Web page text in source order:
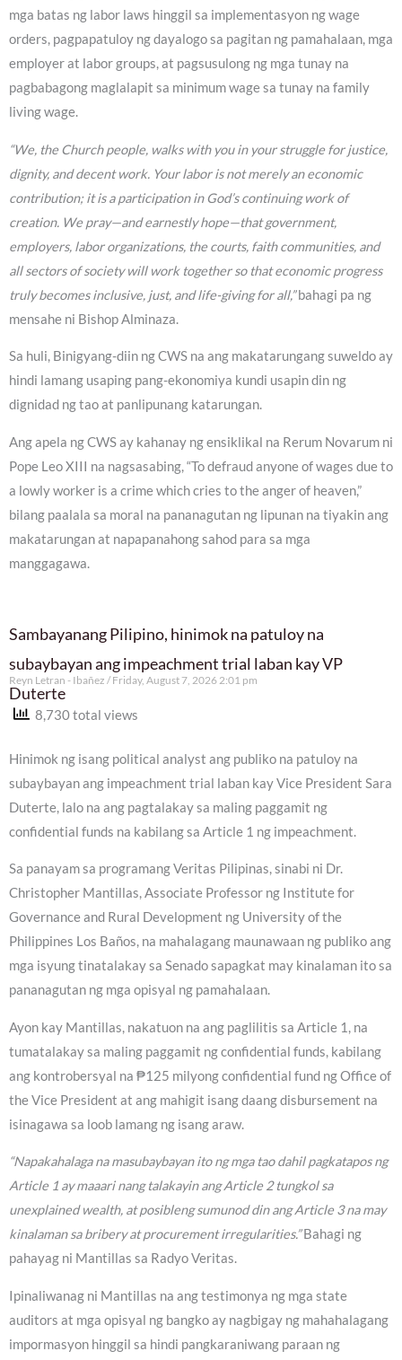
mga batas ng labor laws hinggil sa implementasyon ng wage
orders, pagpapatuloy ng dayalogo sa pagitan ng pamahalaan, mga
employer at labor groups, at pagsusulong ng mga tunay na
pagbabagong maglalapit sa minimum wage sa tunay na family
living wage.
“We, the Church people, walks with you in your struggle for justice,
dignity, and decent work. Your labor is not merely an economic
contribution; it is a participation in God’s continuing work of
creation. We pray—and earnestly hope—that government,
employers, labor organizations, the courts, faith communities, and
all sectors of society will work together so that economic progress
truly becomes inclusive, just, and life-giving for all,”bahagi pa ng
mensahe ni Bishop Alminaza.
Sa huli, Binigyang-diin ng CWS na ang makatarungang suweldo ay
hindi lamang usaping pang-ekonomiya kundi usapin din ng
dignidad ng tao at panlipunang katarungan.
Ang apela ng CWS ay kahanay ng ensiklikal na Rerum Novarum ni
Pope Leo XIII na nagsasabing, “To defraud anyone of wages due to
a lowly worker is a crime which cries to the anger of heaven,”
bilang paalala sa moral na pananagutan ng lipunan na tiyakin ang
makatarungan at napapanahong sahod para sa mga
manggagawa.
Sambayanang Pilipino, hinimok na patuloy na
subaybayan ang impeachment trial laban kay VP
Duterte
Reyn Letran - Ibañez Friday, August 7, 2026 2:01 pm
8,730 total views
Hinimok ng isang political analyst ang publiko na patuloy na
subaybayan ang impeachment trial laban kay Vice President Sara
Duterte, lalo na ang pagtalakay sa maling paggamit ng
confidential funds na kabilang sa Article 1 ng impeachment.
Sa panayam sa programang Veritas Pilipinas, sinabi ni Dr.
Christopher Mantillas, Associate Professor ng Institute for
Governance and Rural Development ng University of the
Philippines Los Baños, na mahalagang maunawaan ng publiko ang
mga isyung tinatalakay sa Senado sapagkat may kinalaman ito sa
pananagutan ng mga opisyal ng pamahalaan.
Ayon kay Mantillas, nakatuon na ang paglilitis sa Article 1, na
tumatalakay sa maling paggamit ng confidential funds, kabilang
ang kontrobersyal na ₱125 milyong confidential fund ng Office of
the Vice President at ang mahigit isang daang disbursement na
isinagawa sa loob lamang ng isang araw.
“Napakahalaga na masubaybayan ito ng mga tao dahil pagkatapos ng
Article 1 ay maaari nang talakayin ang Article 2 tungkol sa
unexplained wealth, at posibleng sumunod din ang Article 3 na may
kinalaman sa bribery at procurement irregularities.”Bahagi ng
pahayag ni Mantillas sa Radyo Veritas.
Ipinaliwanag ni Mantillas na ang testimonya ng mga state
auditors at mga opisyal ng bangko ay nagbigay ng mahahalagang
impormasyon hinggil sa hindi pangkaraniwang paraan ng